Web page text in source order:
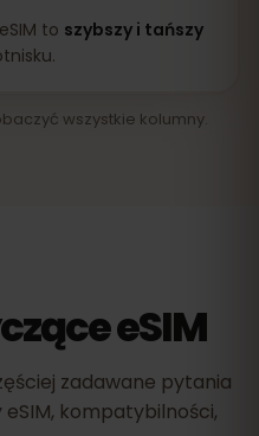
to szybszy i tańszy
wszystkie kolumny.
eSIM
zadawane pytania
kompatybilności,